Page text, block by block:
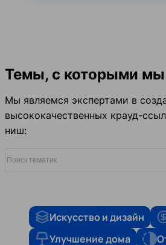
Темы, с которыми мы
Мы являемся экспертами в
высококачественных крауд-
ниш:
Искусство и дизайн
Улучшение дома